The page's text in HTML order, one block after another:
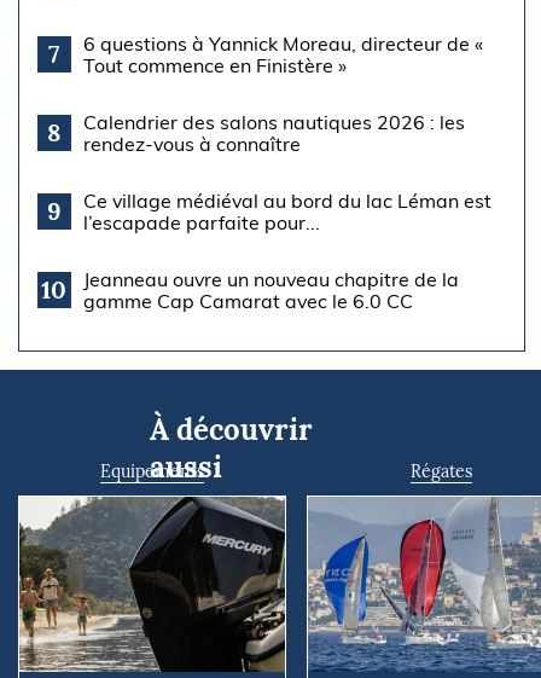
7
6 questions à Yannick Moreau, directeur de «
Tout commence en Finistère »
8
Calendrier des salons nautiques 2026 : les
rendez-vous à connaître
9
Ce village médiéval au bord du lac Léman est
l’escapade parfaite pour...
10
Jeanneau ouvre un nouveau chapitre de la
gamme Cap Camarat avec le 6.0 CC
À découvrir
aussi
Equipements Régates